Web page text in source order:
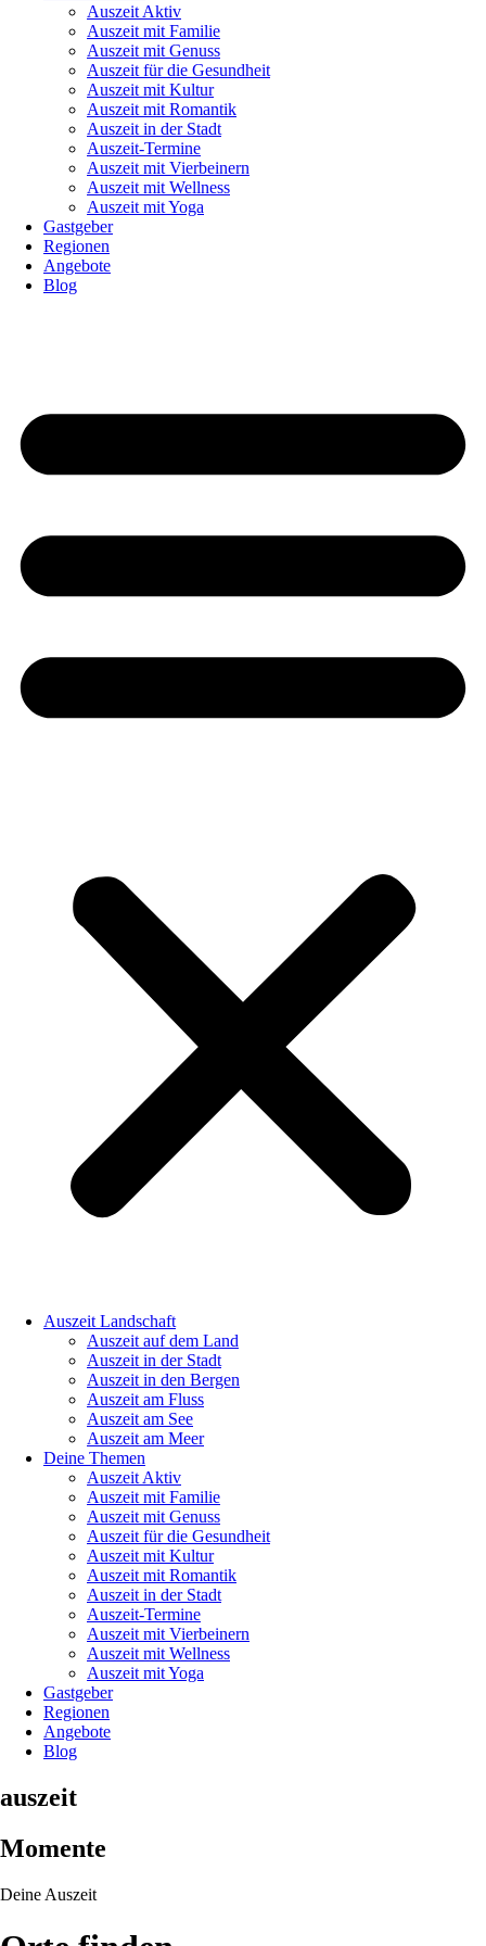
Auszeit Aktiv
Auszeit mit Familie
Auszeit mit Genuss
Auszeit für die Gesundheit
Auszeit mit Kultur
Auszeit mit Romantik
Auszeit in der Stadt
Auszeit-Termine
Auszeit mit Vierbeinern
Auszeit mit Wellness
Auszeit mit Yoga
Gastgeber
Regionen
Angebote
Blog
Auszeit Landschaft
Auszeit auf dem Land
Auszeit in der Stadt
Auszeit in den Bergen
Auszeit am Fluss
Auszeit am See
Auszeit am Meer
Deine Themen
Auszeit Aktiv
Auszeit mit Familie
Auszeit mit Genuss
Auszeit für die Gesundheit
Auszeit mit Kultur
Auszeit mit Romantik
Auszeit in der Stadt
Auszeit-Termine
Auszeit mit Vierbeinern
Auszeit mit Wellness
Auszeit mit Yoga
Gastgeber
Regionen
Angebote
Blog
auszeit
Momente
Deine Auszeit